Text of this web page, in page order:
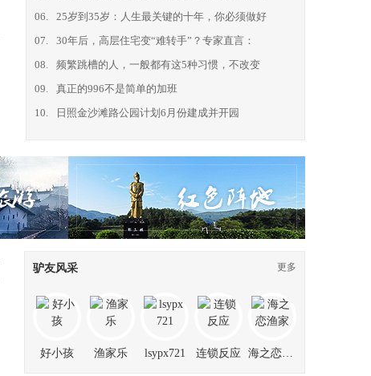
06.
25岁到35岁：人生最关键的十年，你必须做好
07.
30年后，高层住宅变“难转手”？专家直言：
08.
频繁跳槽的人，一般都有这5种习惯，不改变
09.
真正的996不是简单的加班
10.
日照金沙滩路公园计划6月份建成并开园
驴友风采 更多
好小孩 渔家乐 lsypx721 连锁反应 海之恋渔家